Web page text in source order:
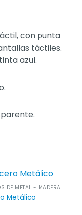
con punta
táctiles.
azul.
DE METAL - MADERA
Metálico